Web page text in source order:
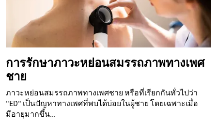
การรักษาภาวะหย่อนสมรรถภาพทางเพศ
ชาย
ภาวะหย่อนสมรรถภาพทางเพศชาย หรือที่เรียกกันทั่วไปว่า
"ED" เป็นปัญหาทางเพศที่พบได้บ่อยในผู้ชาย โดยเฉพาะเมื่อ
มีอายุมากขึ้น...